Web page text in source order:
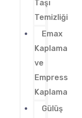
Taşı
Temizliği
Emax
Kaplama
ve
Empress
Kaplama
Gülüş